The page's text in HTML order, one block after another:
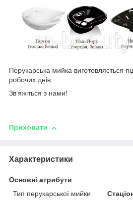
Перукарська мийка виготовляється
робочих днів.
Зв'яжіться з нами!
Приховати
Характеристики
Основні атрибути
Тип перукарської мийки